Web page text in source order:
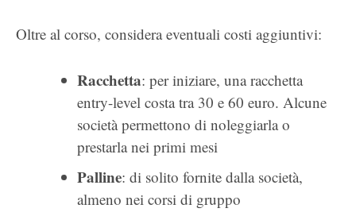
Oltre al corso, considera eventuali costi aggiuntivi:
Racchetta: per iniziare, una racchetta
entry-level costa tra 30 e 60 euro. Alcune
società permettono di noleggiarla o
prestarla nei primi mesi
Palline: di solito fornite dalla società,
almeno nei corsi di gruppo